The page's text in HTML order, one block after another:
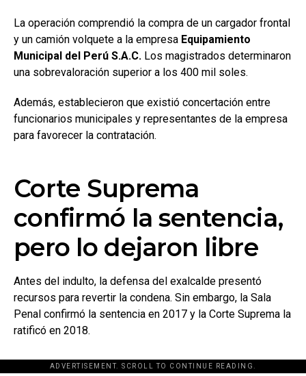
La operación comprendió la compra de un cargador frontal
y un camión volquete a la empresa Equipamiento
Municipal del Perú S.A.C. Los magistrados determinaron
una sobrevaloración superior a los 400 mil soles.
Además, establecieron que existió concertación entre
funcionarios municipales y representantes de la empresa
para favorecer la contratación.
Corte Suprema
confirmó la sentencia,
pero lo dejaron libre
Antes del indulto, la defensa del exalcalde presentó
recursos para revertir la condena. Sin embargo, la Sala
Penal confirmó la sentencia en 2017 y la Corte Suprema la
ratificó en 2018.
ADVERTISEMENT. SCROLL TO CONTINUE READING.